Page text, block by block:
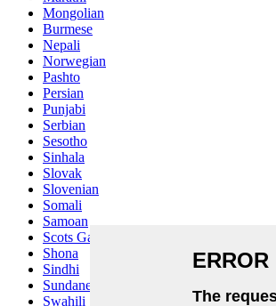
Mongolian
Burmese
Nepali
Norwegian
Pashto
Persian
Punjabi
Serbian
Sesotho
Sinhala
Slovak
Slovenian
Somali
Samoan
Scots Gaelic
Shona
Sindhi
Sundanese
Swahili